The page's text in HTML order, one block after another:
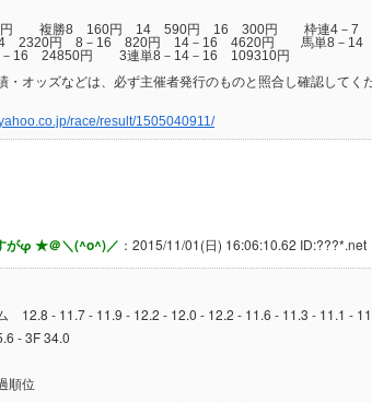
円 複勝8 160円 14 590円 16 300円 枠連4－7
2320円 8－16 820円 14－16 4620円 馬単8－14
－16 24850円 3連単8－14－16 109310円
・オッズなどは、必ず主催者発行のものと照合し確認してく
race/result/1505040911/
がφ ★＠＼(^o^)／ ：2015/11/01(日) 16:06:10.62 ID:???*.net
12.8 - 11.7 - 11.9 - 12.2 - 12.0 - 12.2 - 11.6 - 11.3 - 11.1 -
- 3F 34.0
順位